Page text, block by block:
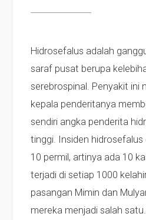
Hidrosefalus adalah
saraf pusat berupa
serebrospinal. Penyakit ini
kepala penderitanya
sendiri angka penderita
tinggi. Insiden
10 permil, artinya ada 10
terjadi di setiap 1000
pasangan Mimin dan
mereka menjadi salah